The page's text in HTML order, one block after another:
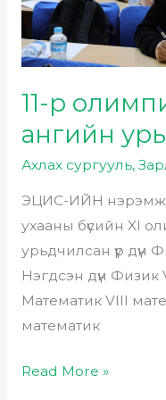
11-р
ангийн
Ахлах сургууль,
ЭЦИС-ИЙН
ухааны бүсийн XI
урьдчилсан үр дүн
Нэгдсэн дүн
Математик VIII
математик
ангийн
урьдчилсан
дүн
Read More »